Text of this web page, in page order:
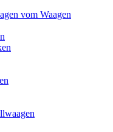
vom Waagen